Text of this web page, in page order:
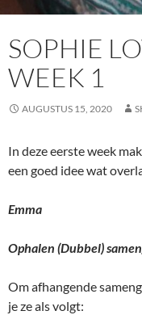
SOPHIE
WEEK 1
AUGUSTUS 15, 2020
In deze eerste week
een goed idee wat
Emma
Ophalen (Dubbel)
Om afhangende
je ze als volgt: